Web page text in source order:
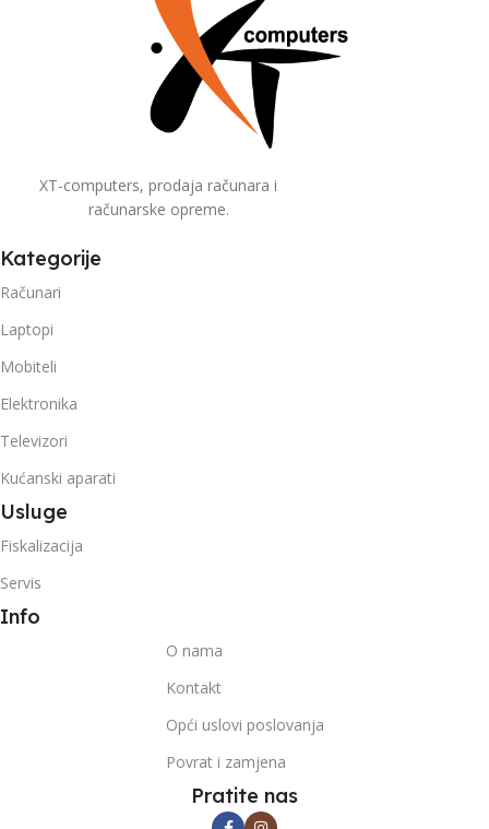
XT-computers, prodaja računara i
računarske opreme.
Kategorije
Računari
Laptopi
Mobiteli
Elektronika
Televizori
Kućanski aparati
Usluge
Fiskalizacija
Servis
Info
O nama
Kontakt
Opći uslovi poslovanja
Povrat i zamjena
Pratite nas